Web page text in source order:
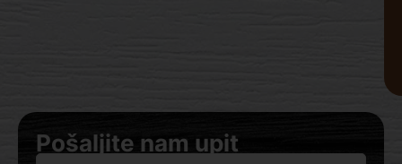
Pošaljite nam upit